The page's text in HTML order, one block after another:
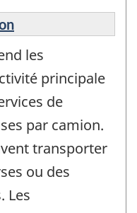
les
principale
de
par camion.
transporter
ou des
Les